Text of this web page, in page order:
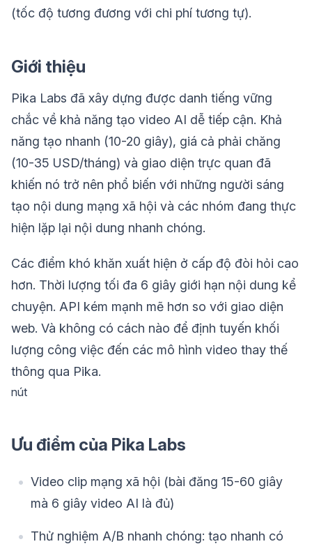
(tốc độ tương đương với chi phí tương tự).
Giới thiệu
Pika Labs đã xây dựng được danh tiếng vững
chắc về khả năng tạo video AI dễ tiếp cận. Khả
năng tạo nhanh (10-20 giây), giá cả phải chăng
(10-35 USD/tháng) và giao diện trực quan đã
khiến nó trở nên phổ biến với những người sáng
tạo nội dung mạng xã hội và các nhóm đang thực
hiện lặp lại nội dung nhanh chóng.
Các điểm khó khăn xuất hiện ở cấp độ đòi hỏi cao
hơn. Thời lượng tối đa 6 giây giới hạn nội dung kể
chuyện. API kém mạnh mẽ hơn so với giao diện
web. Và không có cách nào để định tuyến khối
lượng công việc đến các mô hình video thay thế
thông qua Pika.
nút
Ưu điểm của Pika Labs
Video clip mạng xã hội (bài đăng 15-60 giây
mà 6 giây video AI là đủ)
Thử nghiệm A/B nhanh chóng: tạo nhanh có